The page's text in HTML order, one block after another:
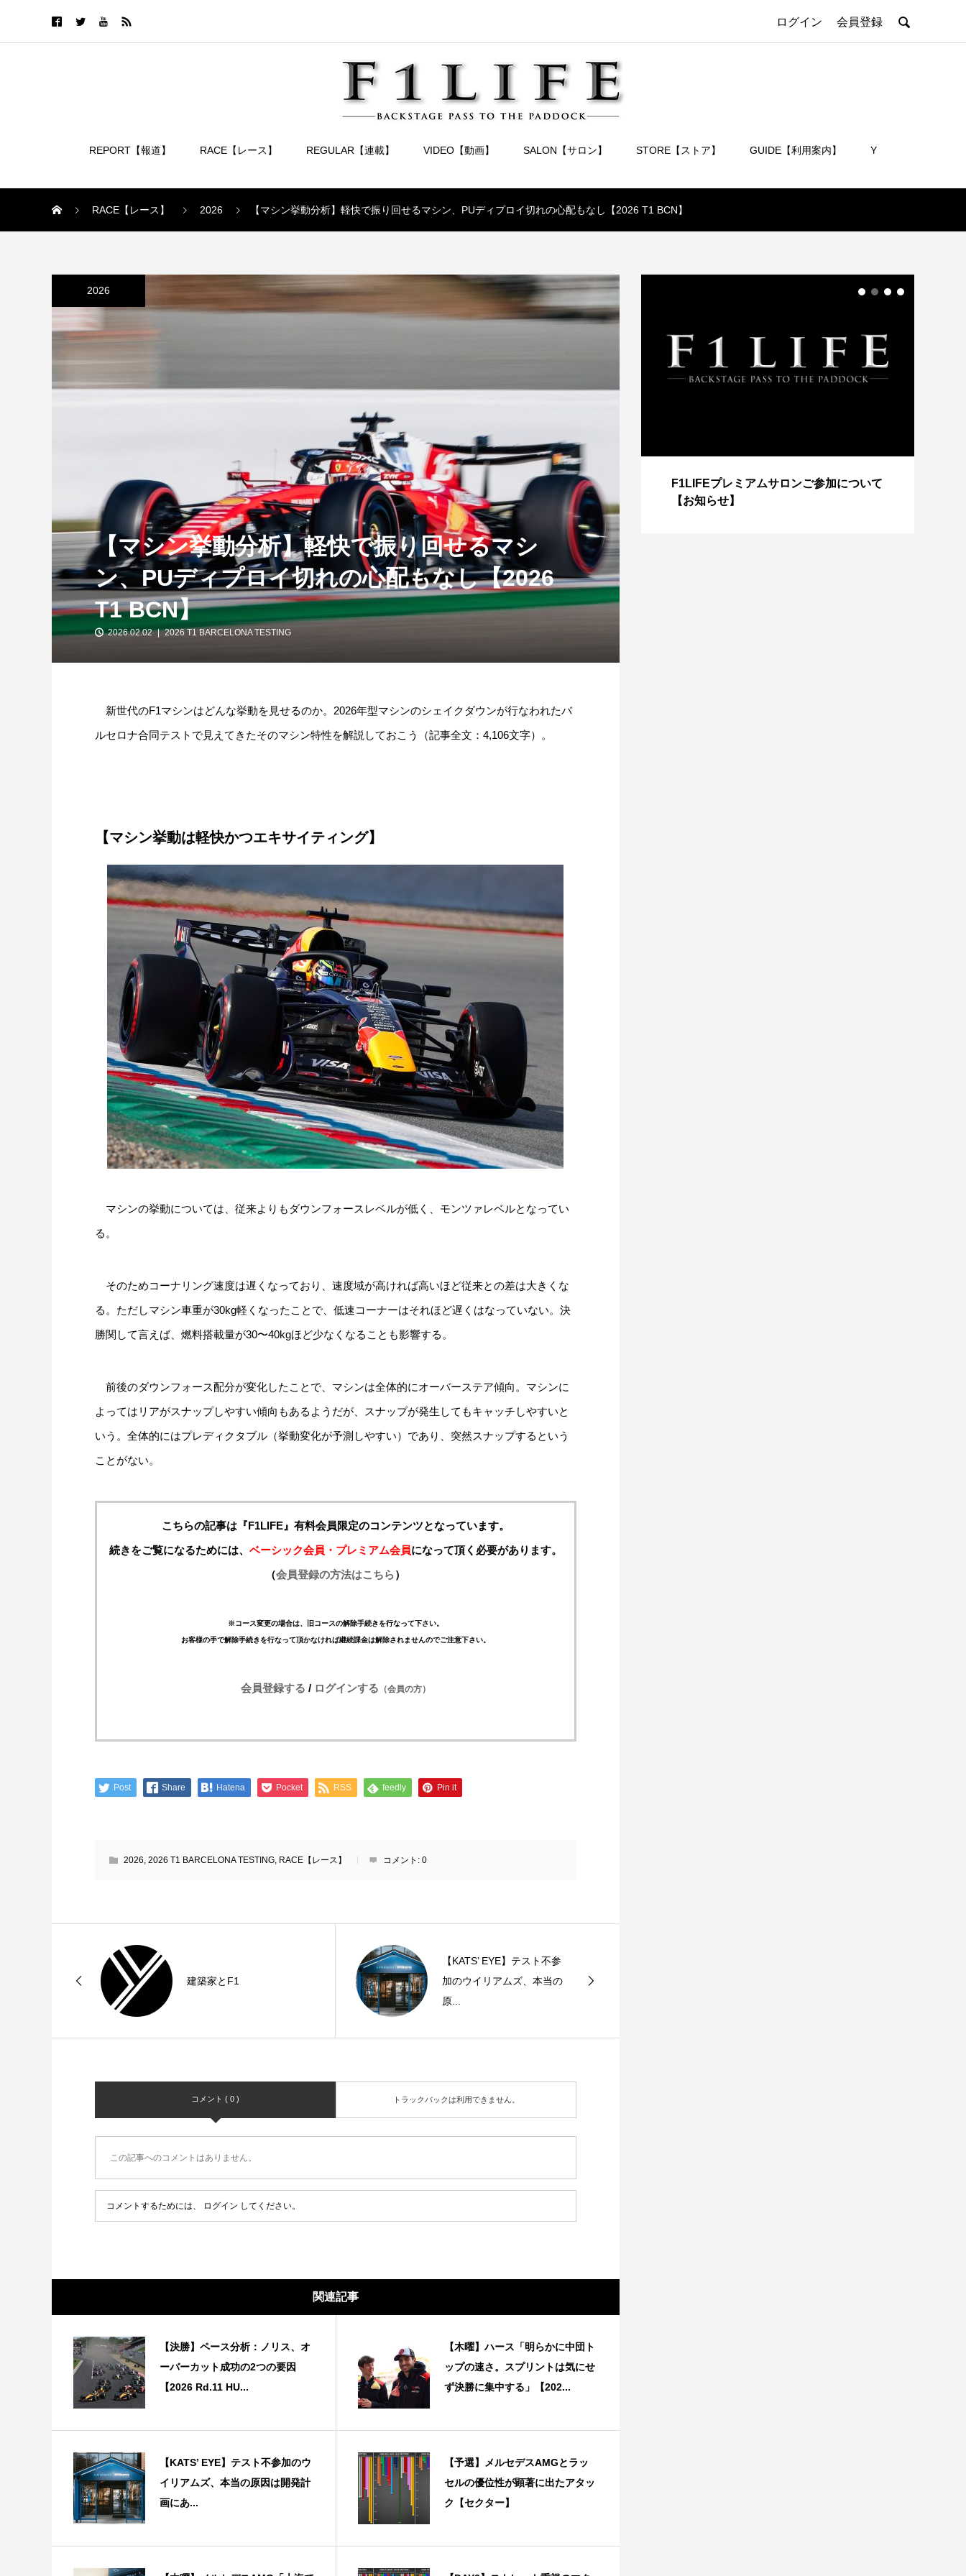
ログイン 会員登録 
REPORT【報道】 RACE【レース】 REGULAR【連載】 VIDEO【動画】 SALON【サロン】 STORE【ストア】 GUIDE【利用案内】 Y
RACE【レース】 2026 【マシン挙動分析】軽快で振り回せるマシン、PUディプロイ切れの心配もなし【2026 T1 BCN】
2026
【マシン挙動分析】軽快で振り回せるマシ
ン、PUディプロイ切れの心配もなし【2026
T1 BCN】
2026.02.02 2026 T1 BARCELONA TESTING
新世代のF1マシンはどんな挙動を見せるのか。2026年型マシンのシェイクダウンが行なわれたバ
ルセロナ合同テストで見えてきたそのマシン特性を解説しておこう（記事全文：4,106文字）。
【マシン挙動は軽快かつエキサイティング】
マシンの挙動については、従来よりもダウンフォースレベルが低く、モンツァレベルとなってい
る。
そのためコーナリング速度は遅くなっており、速度域が高ければ高いほど従来との差は大きくな
る。ただしマシン車重が30kg軽くなったことで、低速コーナーはそれほど遅くはなっていない。決
勝関して言えば、燃料搭載量が30〜40kgほど少なくなることも影響する。
前後のダウンフォース配分が変化したことで、マシンは全体的にオーバーステア傾向。マシンに
よってはリアがスナップしやすい傾向もあるようだが、スナップが発生してもキャッチしやすいと
いう。全体的にはプレディクタブル（挙動変化が予測しやすい）であり、突然スナップするという
ことがない。
こちらの記事は『F1LIFE』有料会員限定のコンテンツとなっています。
続きをご覧になるためには、 ベーシック会員・プレミアム会員になって頂く必要があります。
（会員登録の方法はこちら）
※コース変更の場合は、旧コースの解除手続きを行なって下さい。
お客様の手で解除手続きを行なって頂かなければ継続課金は解除されませんのでご注意下さい。
会員登録する / ログインする （会員の方）
Post Share Hatena Pocket RSS feedly Pin it
2026, 2026 T1 BARCELONA TESTING, RACE【レース】 コメント: 0
建築家とF1
【KATS’ EYE】テスト不参
加のウイリアムズ、本当の
原...
コメント ( 0 ) トラックバックは利用できません。
この記事へのコメントはありません。
コメントするためには、 ログイン してください。
関連記事
【決勝】ペース分析：ノリス、オ
ーバーカット成功の2つの要因
【2026 Rd.11 HU...
【木曜】ハース「明らかに中団ト
ップの速さ。スプリントは気にせ
ず決勝に集中する」【202...
【KATS’ EYE】テスト不参加のウ
イリアムズ、本当の原因は開発計
画にあ...
【予選】メルセデスAMGとラッ
セルの優位性が顕著に出たアタッ
ク【セクター】
【特別企画】2026年ホンダの現在地
①「アストンマーティンとの交渉4...
【特別記事】レーシングブルズ、
VCARB 02を生み出すファクトリー...
F1LIFEプレミアムサロンご参加について
【お知らせ】